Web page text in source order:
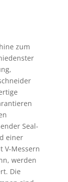
zum
Seal-
einer
V-Messern
werden
Die